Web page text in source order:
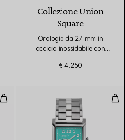
Collezione Union
Square
Orologio da 27 mm in
acciaio inossidabile con
€ 4.250
Orologio meccanico da 30 mm